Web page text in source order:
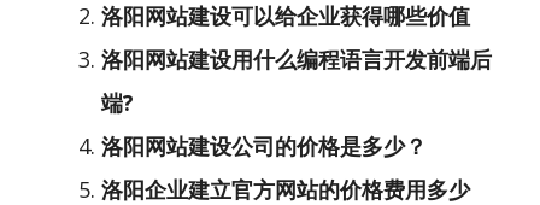
洛阳网站建设可以给企业获得哪些价值
洛阳网站建设用什么编程语言开发前端后
端?
洛阳网站建设公司的价格是多少？
洛阳企业建立官方网站的价格费用多少